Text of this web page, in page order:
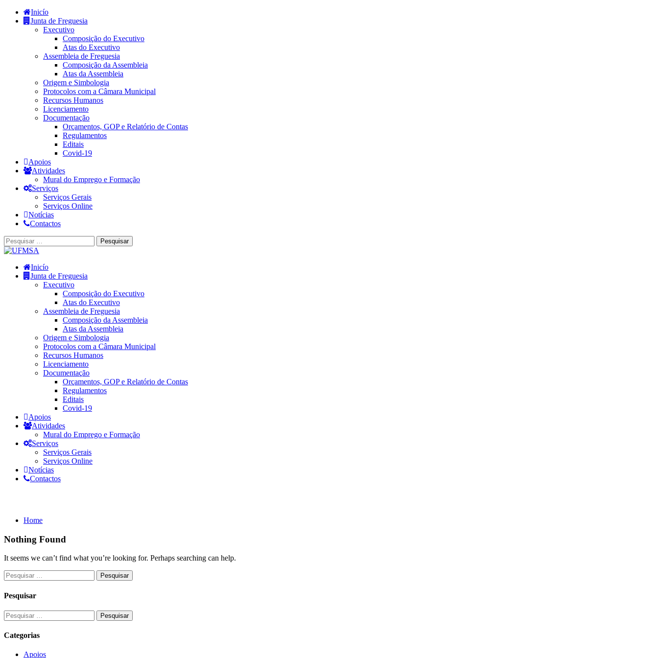
Inicío
Junta de Freguesia
Executivo
Composição do Executivo
Atas do Executivo
Assembleia de Freguesia
Composição da Assembleia
Atas da Assembleia
Origem e Simbologia
Protocolos com a Câmara Municipal
Recursos Humanos
Licenciamento
Documentação
Orçamentos, GOP e Relatório de Contas
Regulamentos
Editais
Covid-19
Apoios
Atividades
Mural do Emprego e Formação
Serviços
Serviços Gerais
Serviços Online
Notícias
Contactos
Inicío
Junta de Freguesia
Executivo
Composição do Executivo
Atas do Executivo
Assembleia de Freguesia
Composição da Assembleia
Atas da Assembleia
Origem e Simbologia
Protocolos com a Câmara Municipal
Recursos Humanos
Licenciamento
Documentação
Orçamentos, GOP e Relatório de Contas
Regulamentos
Editais
Covid-19
Apoios
Atividades
Mural do Emprego e Formação
Serviços
Serviços Gerais
Serviços Online
Notícias
Contactos
Home
Nothing Found
It seems we can’t find what you’re looking for. Perhaps searching can help.
Pesquisar
Categorias
Apoios